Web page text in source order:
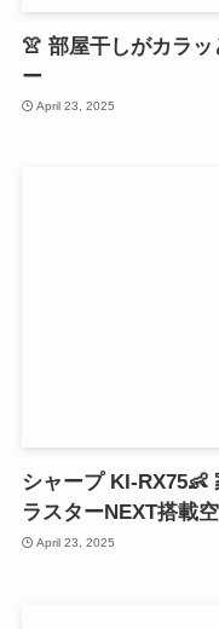
👚 部屋干しがカラ
ー
April 23, 2025
シャープ KI-RX75👶
ラスターNEXT搭載
April 23, 2025